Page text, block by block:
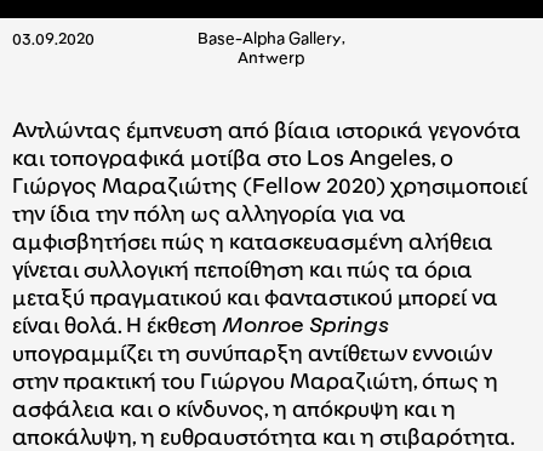
03.09.2020
Base-Alpha Gallery,
Antwerp
Αντλώντας έμπνευση από βίαια ιστορικά γεγονότα
και τοπογραφικά μοτίβα στο Los Angeles, ο
Γιώργος Μαραζιώτης (Fellow 2020) χρησιμοποιεί
την ίδια την πόλη ως αλληγορία για να
αμφισβητήσει πώς η κατασκευασμένη αλήθεια
γίνεται συλλογική πεποίθηση και πώς τα όρια
μεταξύ πραγματικού και φανταστικού μπορεί να
είναι θολά. Η έκθεση Monroe Springs
υπογραμμίζει τη συνύπαρξη αντίθετων εννοιών
στην πρακτική του Γιώργου Μαραζιώτη, όπως η
ασφάλεια και ο κίνδυνος, η απόκρυψη και η
αποκάλυψη, η ευθραυστότητα και η στιβαρότητα.